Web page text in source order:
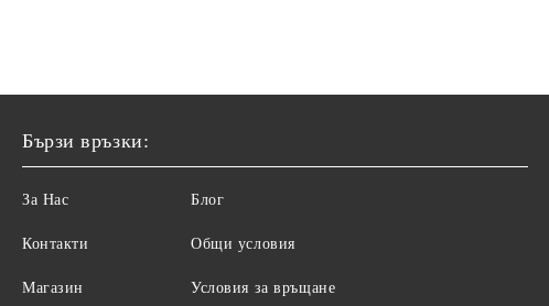
Бързи връзки:
За Нас
Контакти
Магазин
Блог
Общи условия
Условия за връщане